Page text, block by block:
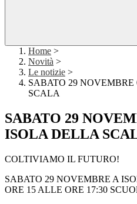
Home >
Novità >
Le notizie >
SABATO 29
SCALA
SABATO 29
ISOLA DELLA
COLTIVIAMO IL FUTURO!
SABATO 29 NOVEMBRE A
ORE 15 ALLE ORE 17:30